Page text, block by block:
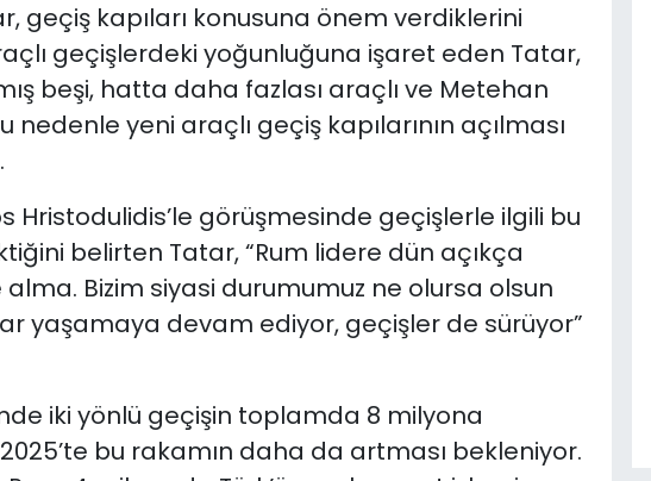
geçiş kapıları konusuna önem verdiklerini
geçişlerdeki yoğunluğuna işaret eden Tatar,
beşi, hatta daha fazlası araçlı ve Metehan
nedenle yeni araçlı geçiş kapılarının açılması
Hristodulidis’le görüşmesinde geçişlerle ilgili bu
belirten Tatar, “Rum lidere dün açıkça
alma. Bizim siyasi durumumuz ne olursa olsun
yaşamaya devam ediyor, geçişler de sürüyor”
iki yönlü geçişin toplamda 8 milyona
bu rakamın daha da artması bekleniyor.